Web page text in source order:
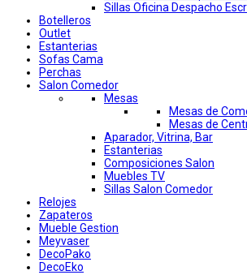
Sillas Oficina Despacho
Botelleros
Outlet
Estanterias
Sofas Cama
Perchas
Salon Comedor
Mesas
Mesas de
Mesas de
Aparador, Vitrina, Bar
Estanterias
Composiciones Salon
Muebles TV
Sillas Salon Comedor
Relojes
Zapateros
Mueble Gestion
Meyvaser
DecoPako
DecoEko